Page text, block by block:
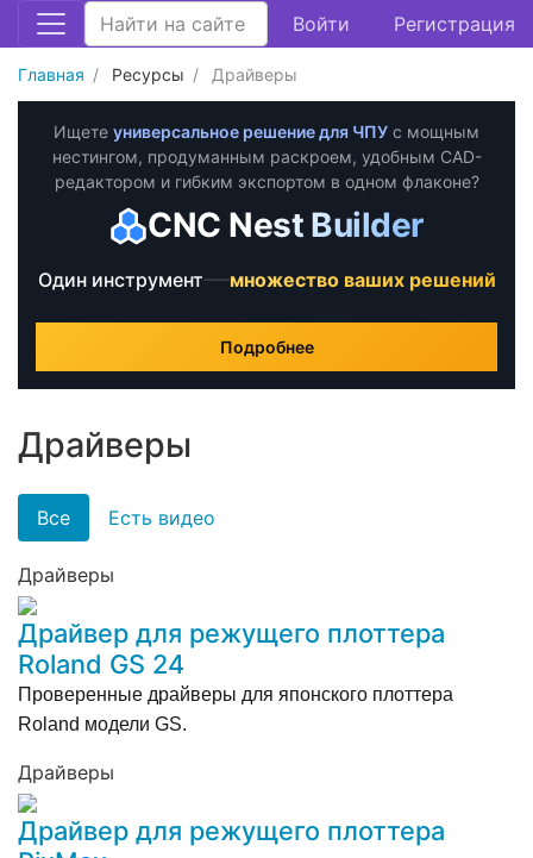
Войти Регистрация
Главная Ресурсы Драйверы
Ищете универсальное решение для ЧПУ с мощным
нестингом, продуманным раскроем, удобным CAD-
редактором и гибким экспортом в одном флаконе?
CNC Nest Builder
Один инструмент—множество ваших решений
Подробнее
Драйверы
Все Есть видео
Драйверы
Драйвер для режущего плоттера
Roland GS 24
Проверенные драйверы для японского плоттера
Roland модели GS.
Драйверы
Драйвер для режущего плоттера